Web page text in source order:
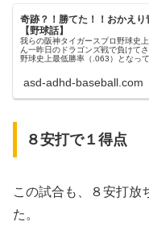
奇跡？！勝てた！！おかえり
【野球話】
我らの阪神タイガースプロ野球史
ん一昨日のドラゴンズ戦で負けて
野球史上最低勝率（.063）となっ
asd-adhd-baseball.com
８安打で１得点
この試合も、８安打放
た。